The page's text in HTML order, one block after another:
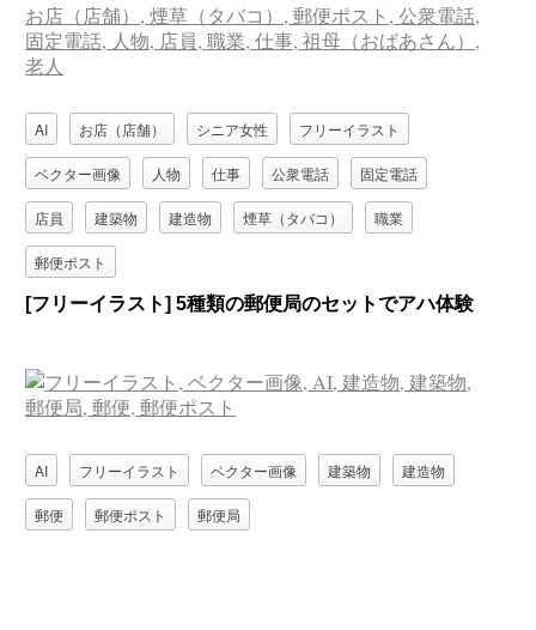
AI お店（店舗） シニア女性 フリーイラスト
ベクター画像 人物 仕事 公衆電話 固定電話
店員 建築物 建造物 煙草（タバコ） 職業
郵便ポスト
[フリーイラスト] 5種類の郵便局のセットでアハ体験
AI フリーイラスト ベクター画像 建築物 建造物
郵便 郵便ポスト 郵便局